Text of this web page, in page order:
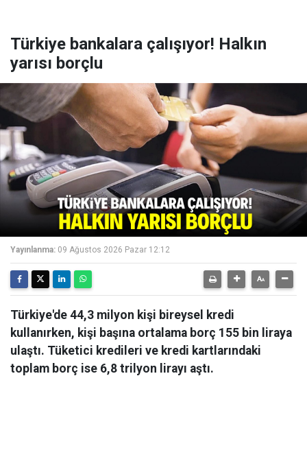
Türkiye bankalara çalışıyor! Halkın
yarısı borçlu
Yayınlanma: 09 Ağustos 2026 Pazar 12:12
Türkiye'de 44,3 milyon kişi bireysel kredi
kullanırken, kişi başına ortalama borç 155 bin liraya
ulaştı. Tüketici kredileri ve kredi kartlarındaki
toplam borç ise 6,8 trilyon lirayı aştı.